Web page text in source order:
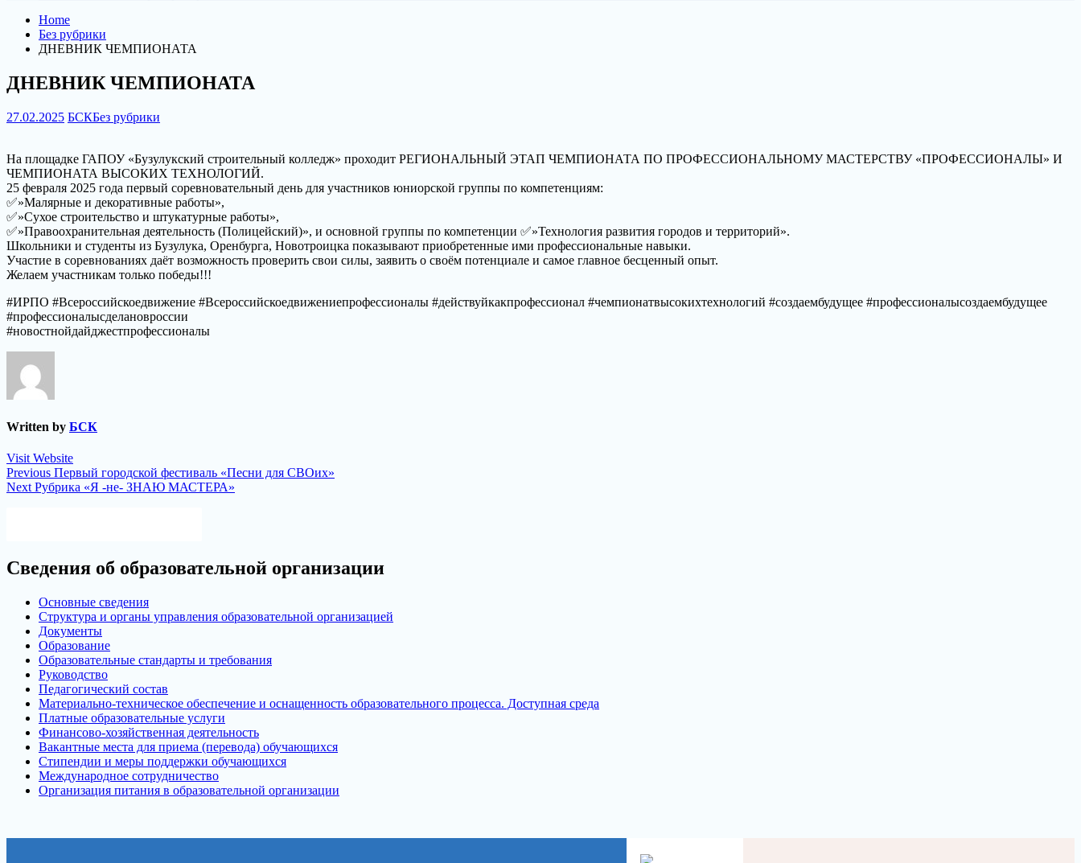
Home
Без рубрики
ДНЕВНИК ЧЕМПИОНАТА
ДНЕВНИК ЧЕМПИОНАТА
27.02.2025 БСКБез рубрики
На площадке ГАПОУ «Бузулукский строительный колледж» проходит РЕГИОНАЛЬНЫЙ ЭТАП ЧЕМПИОНАТА ПО ПРОФЕССИОНАЛЬНОМУ МАСТЕРСТВУ «ПРОФЕССИОНАЛЫ» И
ЧЕМПИОНАТА ВЫСОКИХ ТЕХНОЛОГИЙ.
25 февраля 2025 года первый соревновательный день для участников юниорской группы по компетенциям:
✅»Малярные и декоративные работы»,
✅»Сухое строительство и штукатурные работы»,
✅»Правоохранительная деятельность (Полицейский)», и основной группы по компетенции ✅»Технология развития городов и территорий».
Школьники и студенты из Бузулука, Оренбурга, Новотроицка показывают приобретенные ими профессиональные навыки.
Участие в соревнованиях даёт возможность проверить свои силы, заявить о своём потенциале и самое главное бесценный опыт.
Желаем участникам только победы!!!
#ИРПО #Всероссийскоедвижение #Всероссийскоедвижениепрофессионалы #действуйкакпрофессионал #чемпионатвысокихтехнологий #создаембудущее #профессионалысоздаембудущее
#профессионалысделановроссии
#новостнойдайджестпрофессионалы
Written by БСК
Visit Website
Навигация
по
Previous Previous
post:
Первый городской фестиваль «Песни для СВОих»
Next Next
Рубрика «Я -не- ЗНАЮ МАСТЕРА»
Сведения об образовательной организации
Основные сведения
Структура и органы управления образовательной организацией
Документы
Образование
Образовательные стандарты и требования
Руководство
Педагогический состав
Материально-техническое обеспечение и оснащенность образовательного процесса. Доступная среда
Платные образовательные услуги
Финансово-хозяйственная деятельность
Вакантные места для приема (перевода) обучающихся
Стипендии и меры поддержки обучающихся
Международное сотрудничество
Организация питания в образовательной организации